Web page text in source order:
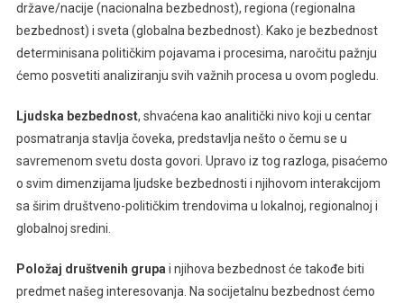
države/nacije (nacionalna bezbednost), regiona (regionalna
bezbednost) i sveta (globalna bezbednost). Kako je bezbednost
determinisana političkim pojavama i procesima, naročitu pažnju
ćemo posvetiti analiziranju svih važnih procesa u ovom pogledu.
Ljudska bezbednost, shvaćena kao analitički nivo koji u centar
posmatranja stavlja čoveka, predstavlja nešto o čemu se u
savremenom svetu dosta govori. Upravo iz tog razloga, pisaćemo
o svim dimenzijama ljudske bezbednosti i njihovom interakcijom
sa širim društveno-političkim trendovima u lokalnoj, regionalnoj i
globalnoj sredini.
Položaj društvenih grupa i njihova bezbednost će takođe biti
predmet našeg interesovanja. Na socijetalnu bezbednost ćemo